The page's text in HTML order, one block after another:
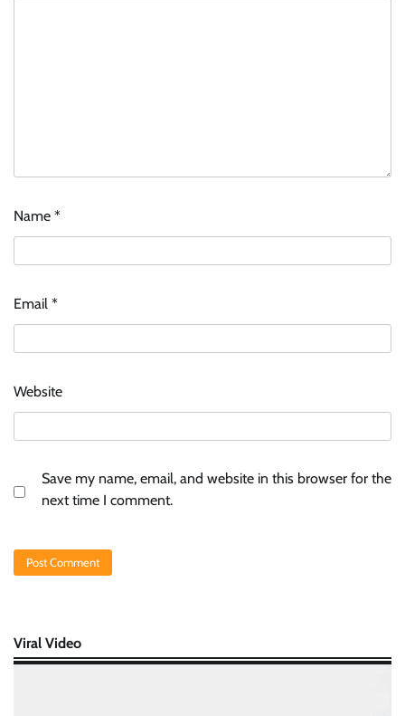
Name *
Email *
Website
Save my name, email, and website in this browser for the
next time I comment.
Viral Video